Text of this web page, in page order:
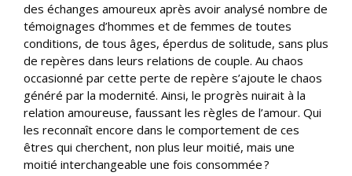
des échanges amoureux après avoir analysé nombre de
témoignages d’hommes et de femmes de toutes
conditions, de tous âges, éperdus de solitude, sans plus
de repères dans leurs relations de couple. Au chaos
occasionné par cette perte de repère s’ajoute le chaos
généré par la modernité. Ainsi, le progrès nuirait à la
relation amoureuse, faussant les règles de l’amour. Qui
les reconnaît encore dans le comportement de ces
êtres qui cherchent, non plus leur moitié, mais une
moitié interchangeable une fois consommée ?